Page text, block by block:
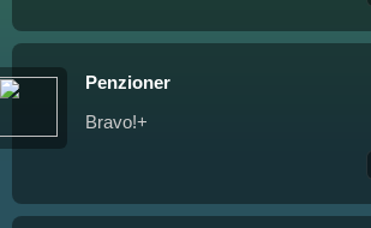
Penzioner
Bravo!+